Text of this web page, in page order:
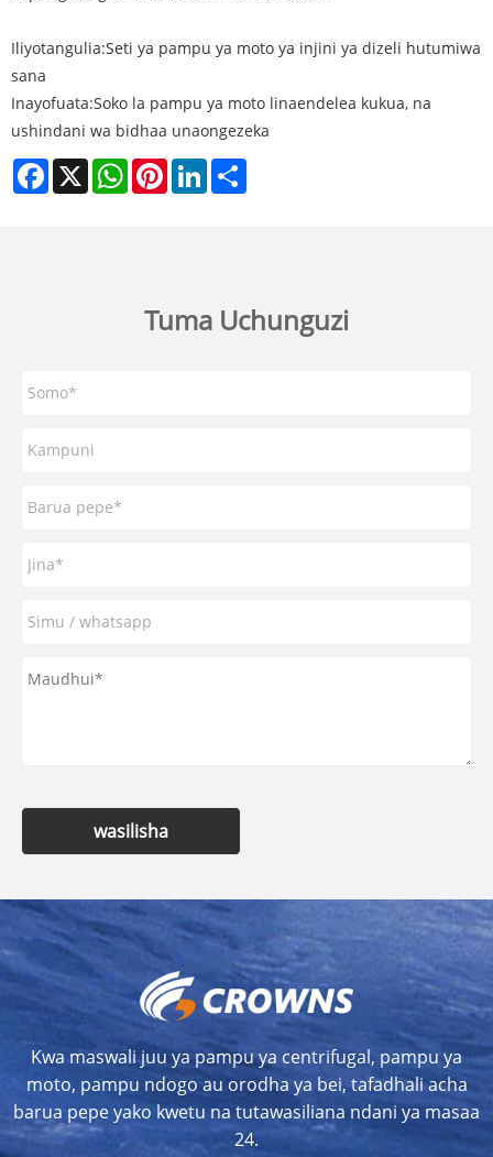
Iliyotangulia:Seti ya pampu ya moto ya injini ya dizeli hutumiwa
sana
Inayofuata:Soko la pampu ya moto linaendelea kukua, na
ushindani wa bidhaa unaongezeka
Facebook
X WhatsAppPinterestLinkedIn
Tuma Uchunguzi
wasilisha
Kwa maswali juu ya pampu ya centrifugal, pampu ya
moto, pampu ndogo au orodha ya bei, tafadhali acha
barua pepe yako kwetu na tutawasiliana ndani ya masaa
24.